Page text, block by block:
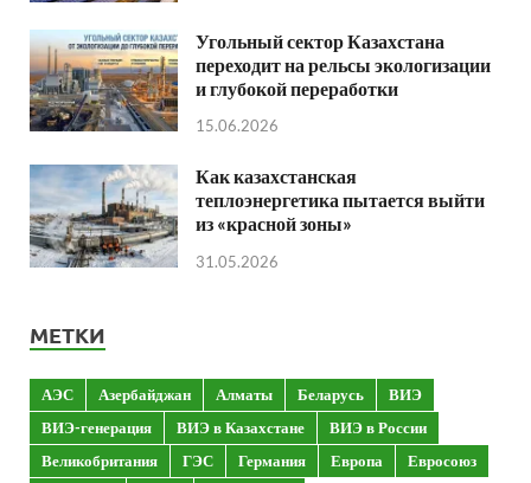
Угольный сектор Казахстана
переходит на рельсы экологизации
и глубокой переработки
15.06.2026
Как казахстанская
теплоэнергетика пытается выйти
из «красной зоны»
31.05.2026
МЕТКИ
АЭС Азербайджан Алматы Беларусь
ВИЭ
ВИЭ-генерация
ВИЭ в Казахстане
ВИЭ в России
Великобритания
ГЭС Германия Европа
Евросоюз